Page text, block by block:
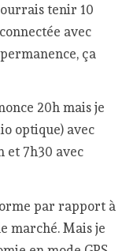
tenir 10
avec
ça
20h mais je
optique) avec
et 7h30 avec
par rapport à
marché. Mais je